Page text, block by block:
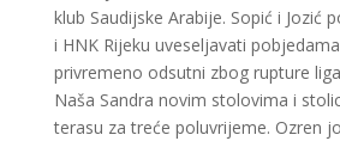
klub Saudijske Arabije. Sopić i Jozić
i HNK Rijeku uveseljavati
privremeno odsutni zbog rupture
Naša Sandra novim stolovima i
terasu za treće poluvrijeme. Ozren